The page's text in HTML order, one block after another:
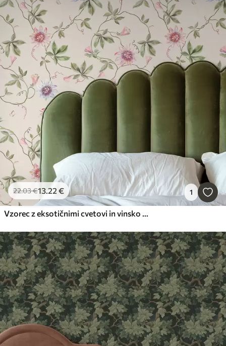
22.03€13.22 € 1
Vzorec z eksotičnimi cvetovi in vinsko trto